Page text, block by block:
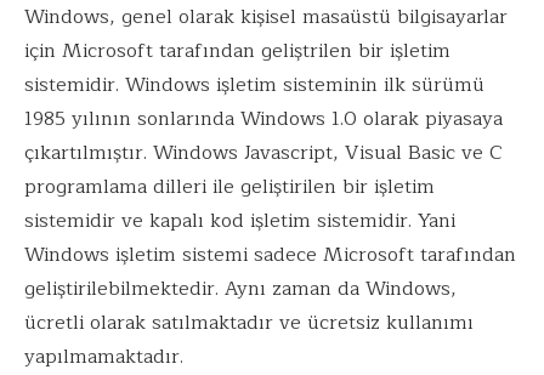
Windows, genel olarak kişisel masaüstü bilgisayarlar
için Microsoft tarafından geliştrilen bir işletim
sistemidir. Windows işletim sisteminin ilk sürümü
1985 yılının sonlarında Windows 1.0 olarak piyasaya
çıkartılmıştır. Windows Javascript, Visual Basic ve C
programlama dilleri ile geliştirilen bir işletim
sistemidir ve kapalı kod işletim sistemidir. Yani
Windows işletim sistemi sadece Microsoft tarafından
geliştirilebilmektedir. Aynı zaman da Windows,
ücretli olarak satılmaktadır ve ücretsiz kullanımı
yapılmamaktadır.